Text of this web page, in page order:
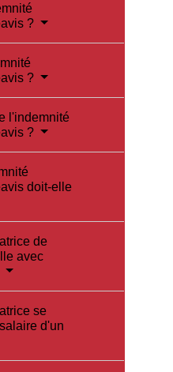
?
?
l'indemnité
?
doit-elle
de
avec
se
d'un